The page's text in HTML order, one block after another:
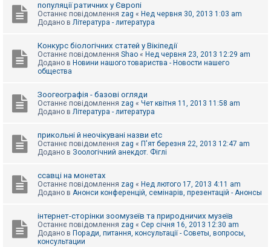
ш
к
м
г
популяції ратичних у Європі
Останнє повідомлення zag « Нед червня 30, 2013 1:03 am
Додано в Література - литература
Конкурс біологічних статей у Вікіпедії
Останнє повідомлення Shao « Нед червня 23, 2013 12:29 am
Додано в Новини нашого товариства - Новости нашего
общества
Зоогеографія - базові огляди
Останнє повідомлення zag « Чет квітня 11, 2013 11:58 am
Додано в Література - литература
прикольні й неочікувані назви etc
Останнє повідомлення zag « П'ят березня 22, 2013 12:47 am
Додано в Зоологічний анекдот. Фіглі
ссавці на монетах
Останнє повідомлення zag « Нед лютого 17, 2013 4:11 am
Додано в Анонси конференцій, семінарів, презентацій - Анонсы
інтернет-сторінки зоомузеїв та природничих музеїв
Останнє повідомлення zag « Сер січня 16, 2013 12:30 am
Додано в Поради, питання, консультації - Советы, вопросы,
консультации